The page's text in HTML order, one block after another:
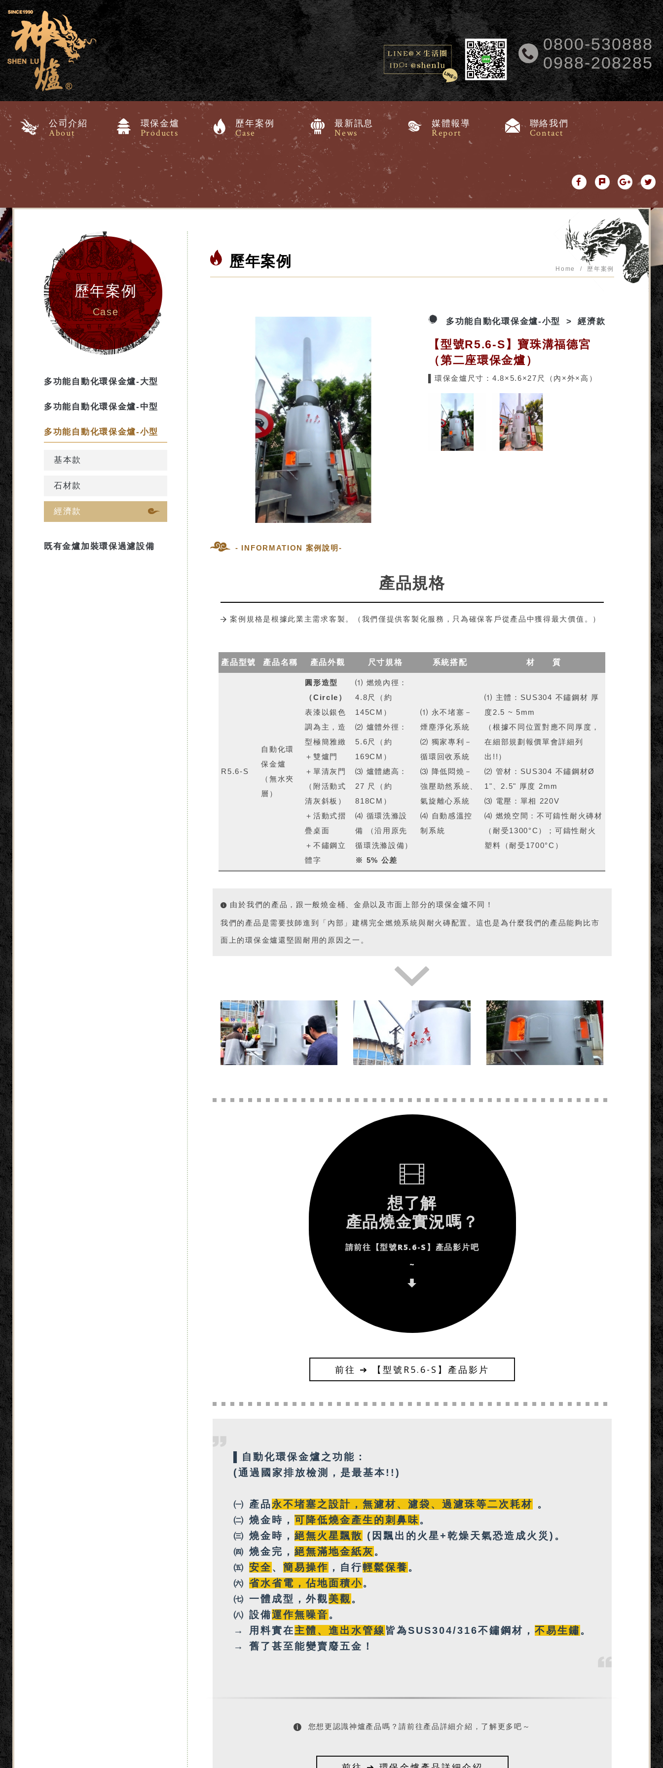
0800-530888
0988-208285
公司介紹
About
環保金爐
Products
歷年案例
Case
最新訊息
News
媒體報導
Report
聯絡我們
Contact
歷年案例
Case
多功能自動化環保金爐-大型
多功能自動化環保金爐-中型
多功能自動化環保金爐-小型
基本款
石材款
經濟款
既有金爐加裝環保過濾設備
歷年案例 Home 歷年案例
多功能自動化環保金爐-小型 經濟款
【型號R5.6-S】寶珠溝福德宮
（第二座環保金爐）
▌環保金爐尺寸：4.8×5.6×27尺（內×外×高）
- INFORMATION 案例說明-
產品規格
案例規格是根據此業主需求客製。（我們僅提供客製化服務，只為確保客戶從產品中獲得最大價值。）
產品型號 產品名稱 產品外觀 尺寸規格 系統搭配 材 質
R5.6-S
自動化環
保金爐
（無水夾
層）
圓形造型
（Circle）
表漆以銀色
調為主，造
型極簡雅緻
＋雙爐門
＋單清灰門
（附活動式
清灰斜板）
＋活動式摺
疊桌面
＋不鏽鋼立
體字
⑴ 燃燒內徑：
4.8尺（約
145CM）
⑵ 爐體外徑：
5.6尺（約
169CM）
⑶ 爐體總高：
27 尺（約
818CM）
⑷ 循環洗滌設
備 （沿用原先
循環洗滌設備）
※ 5% 公差
⑴ 永不堵塞－
煙塵淨化系統
⑵ 獨家專利－
循環回收系統
⑶ 降低悶燒－
強壓助然系統、
氣旋離心系統
⑷ 自動感溫控
制系統
⑴ 主體：SUS304 不鏽鋼材 厚
度2.5 ~ 5mm
（根據不同位置對應不同厚度，
在細部規劃報價單會詳細列
出!!）
⑵ 管材：SUS304 不鏽鋼材Ø
1"、2.5" 厚度 2mm
⑶ 電壓：單相 220V
⑷ 燃燒空間：不可鑄性耐火磚材
（耐受1300°C）；可鑄性耐火
塑料（耐受1700°C）
由於我們的產品，跟一般燒金桶、金鼎以及市面上部分的環保金爐不同！
我們的產品是需要技師進到「內部」建構完全燃燒系統與耐火磚配置。這也是為什麼我們的產品能夠比市
面上的環保金爐還堅固耐用的原因之一。
想了解
產品燒金實況嗎？
請前往【型號R5.6-S】產品影片吧
~
前往 ➔ 【型號R5.6-S】產品影片
自動化環保金爐之功能：
(通過國家排放檢測，是最基本!!)
㈠ 產品永不堵塞之設計 ， 無濾材、濾袋、過濾珠等二次耗材 。
㈡ 燒金時， 可降低燒金產生的刺鼻味 。
㈢ 燒金時， 絕無火星飄散 (因飄出的火星+乾燥天氣恐造成火災)。
㈣ 燒金完， 絕無滿地金紙灰 。
㈤ 安全、 簡易操作 ，自行輕鬆保養 。
㈥ 省水省電，佔地面積小。
㈦ 一體成型，外觀美觀。
㈧ 設備運作無噪音 。
→ 用料實在主體、進出水管線 皆為SUS304/316不鏽鋼材， 不易生鏽。
→ 舊了甚至能變賣廢五金！
您想更認識神爐產品嗎？請前往產品詳細介紹，了解更多吧～